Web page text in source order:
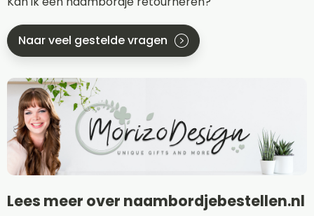
Naar veel gestelde vragen
Lees meer over naambordjebestellen.nl